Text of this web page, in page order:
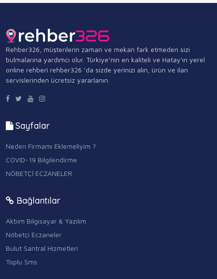
Rehber326, müşterilerin zaman ve mekan fark etmeden sizi
bulmalarına yardımcı olur. Türkiye’nin en kaliteli ve Hatay'ın yerel
online rehberi rehber326 ‘da sizde yerinizi alın, ürün ve ilan
servislerinden ücretsiz yararlanın.
Sayfalar
Neden Firmamı Eklemeliyim ?
COVID-19 Bilgilendirme
NÖBETÇİ ECZANELER
Bağlantılar
Akbim Bilgisayar & Yazılım
Nöbetçi Eczaneler
Bulut Santral Hizmetleri
Toplu Sms